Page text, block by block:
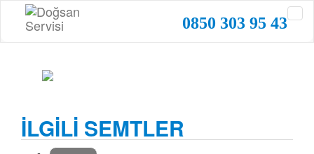
0850 303 95 43
İLGİLİ SEMTLER